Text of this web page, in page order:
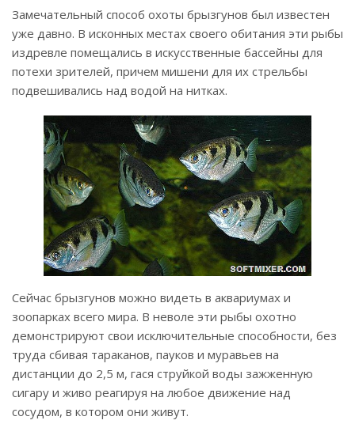
Замечательный способ охоты брызгунов был известен
уже давно. В исконных местах своего обитания эти рыбы
издревле помещались в искусственные бассейны для
потехи зрителей, причем мишени для их стрельбы
подвешивались над водой на нитках.
Сейчас брызгунов можно видеть в аквариумах и
зоопарках всего мира. В неволе эти рыбы охотно
демонстрируют свои исключительные способности, без
труда сбивая тараканов, пауков и муравьев на
дистанции до 2,5 м, гася струйкой воды зажженную
сигару и живо реагируя на любое движение над
сосудом, в котором они живут.